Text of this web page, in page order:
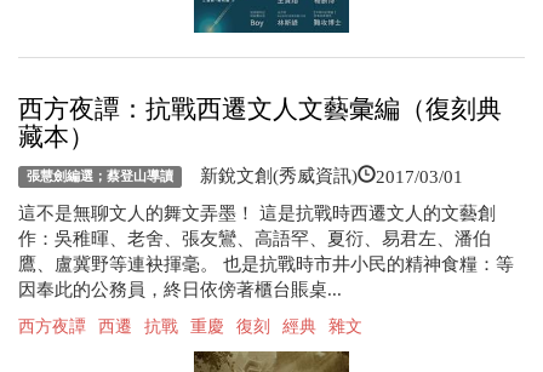
西方夜譚：抗戰西遷文人文藝彙編（復刻典
藏本）
張慧劍編選；蔡登山導讀 新銳文創(秀威資訊) 2017/03/01
這不是無聊文人的舞文弄墨！ 這是抗戰時西遷文人的文藝創
作：吳稚暉、老舍、張友鸞、高語罕、夏衍、易君左、潘伯
鷹、盧冀野等連袂揮毫。 也是抗戰時市井小民的精神食糧：等
因奉此的公務員，終日依傍著櫃台賬桌...
西方夜譚 西遷 抗戰 重慶 復刻 經典 雜文